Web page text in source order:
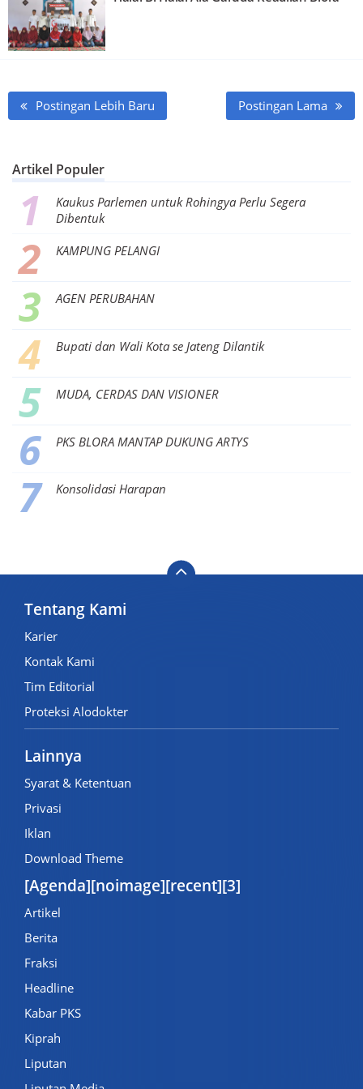
Postingan Lebih Baru Postingan Lama
Artikel Populer
Kaukus Parlemen untuk Rohingya Perlu Segera
Dibentuk
KAMPUNG PELANGI
AGEN PERUBAHAN
Bupati dan Wali Kota se Jateng Dilantik
MUDA, CERDAS DAN VISIONER
PKS BLORA MANTAP DUKUNG ARTYS
Konsolidasi Harapan
Tentang Kami
Karier
Kontak Kami
Tim Editorial
Proteksi Alodokter
Lainnya
Syarat & Ketentuan
Privasi
Iklan
Download Theme
[Agenda][noimage][recent][3]
Artikel
Berita
Fraksi
Headline
Kabar PKS
Kiprah
Liputan